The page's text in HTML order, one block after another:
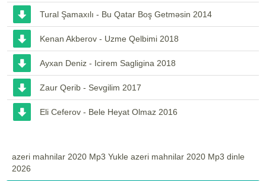
Tural Şamaxılı - Bu Qatar Boş Getməsin 2014
Kenan Akberov - Uzme Qelbimi 2018
Ayxan Deniz - Icirem Sagligina 2018
Zaur Qerib - Sevgilim 2017
Eli Ceferov - Bele Heyat Olmaz 2016
azeri mahnilar 2020 Mp3 Yukle azeri mahnilar 2020 Mp3 dinle
2026